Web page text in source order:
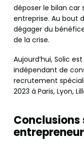
déposer le bilan car
entreprise. Au bout
dégager du
de la crise.
Aujourd’hui, Solic
indépendant de
recrutement
2023 à Paris, Lyon,
Conclusions